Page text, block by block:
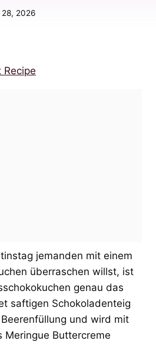
2026
Recipe
jemanden mit einem
überraschen willst, ist
genau das
saftigen Schokoladenteig
und wird mit
Meringue Buttercreme